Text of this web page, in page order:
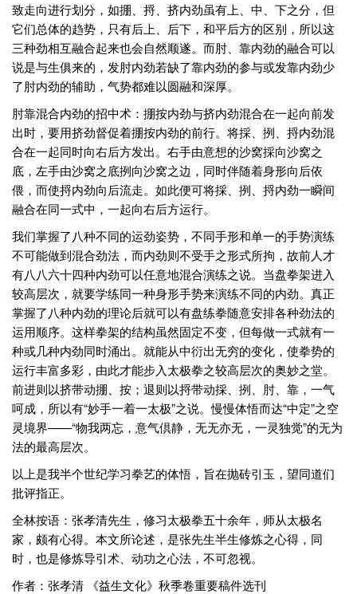
致走向进行划分，如掤、捋、挤内劲虽有上、中、下之分，但
它们总体的趋势，只有后上、后下，和平后方的区别，所以这
三种劲相互融合起来也会自然顺遂。而肘、靠内劲的融合可以
说是与生俱来的，发肘内劲若缺了靠内劲的参与或发靠内劲少
了肘内劲的辅助，气势都难以圆融和深厚。
肘靠混合内劲的招中术：掤按内劲与挤内劲混合在一起向前发
出时，要用挤劲督促着掤按内劲的前行。将採、挒、捋内劲混
合在一起同时向右后方发出。右手由意想的沙窝採向沙窝之
底，左手由沙窝之底挒向沙窝之边，同时伴随着身形向后依
偎，而使捋内劲向后流走。如此便可将採、挒、捋内劲一瞬间
融合在同一式中，一起向右后方运行。
我们掌握了八种不同的运劲姿势，不同手形和单一的手势演练
不可能做到混合劲法，而内劲则不受手之形式所拘，故前人才
有八八六十四种内劲可以任意地混合演练之说。当盘拳架进入
较高层次，就要学练同一种身形手势来演练不同的内劲。真正
掌握了八种内劲的理论后就可以有盘练拳随意安排各种劲法的
运用顺序。这样拳架的结构虽然固定不变，但每做一式就有一
种或几种内劲同时涌出。就能从中衍出无穷的变化，使拳势的
运行丰富多彩，由此才能步入太极拳之较高层次的奥妙之堂。
前进则以挤带动掤、按；退则以捋带动採、挒、肘、靠，一气
呵成，所以有“妙手一着一太极”之说。慢慢体悟而达“中定”之空
灵境界——“物我两忘，意气倶静，无无亦无，一灵独觉”的无为
法的最高层次。
以上是我半个世纪学习拳艺的体悟，旨在抛砖引玉，望同道们
批评指正。
全林按语：张孝清先生，修习太极拳五十余年，师从太极名
家，颇有心得。本文所论述，是张先生半生修炼之心得，同
时，也是修炼导引术、动功之心法，不可忽视。
作者：张孝清 《益生文化》秋季卷重要稿件选刊